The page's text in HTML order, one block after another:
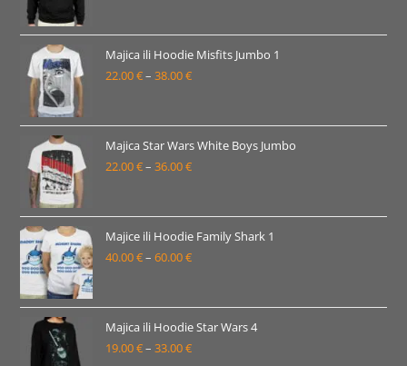
od
16.00 €
do
Majica ili Hoodie Misfits Jumbo 1
22.00€– 38.00€Raspon
od
22.00 €
do
Majica Star Wars White Boys Jumbo
22.00€– 36.00€Raspon
od
22.00 €
do
Majice ili Hoodie Family Shark 1
40.00€– 60.00€Raspon
od
40.00 €
do
Majica ili Hoodie Star Wars 4
19.00€– 33.00€Raspon